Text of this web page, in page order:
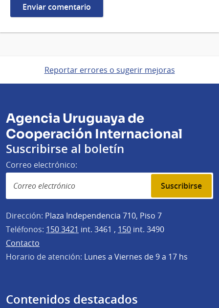
Reportar errores o sugerir mejoras
Agencia Uruguaya de
Cooperación Internacional
Suscribirse al boletín
Correo electrónico:
Suscribirse
Dirección: Plaza Independencia 710, Piso 7
Teléfonos: 150 3421 int. 3461 , 150 int. 3490
Contacto
Horario de atención: Lunes a Viernes de 9 a 17 hs
Contenidos destacados